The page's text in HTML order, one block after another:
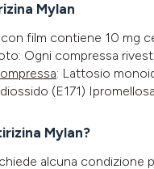
Mylan
film contiene 10 mg
Ogni compressa
: Lattosio
(E171)
Mylan?
alcuna condizione